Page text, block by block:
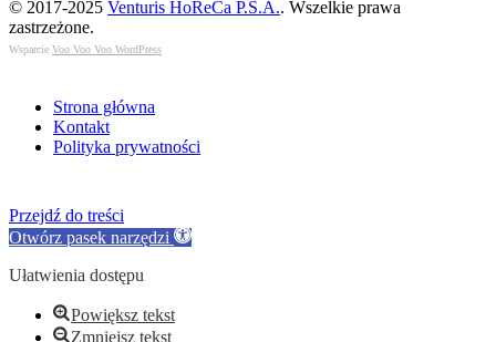
© 2017-2025 Venturis HoReCa P.S.A.. Wszelkie prawa
zastrzeżone.
Wsparcie Voo Voo Voo WordPress
Strona główna
Kontakt
Polityka prywatności
Przejdź do treści
Otwórz pasek narzędzi
Ułatwienia dostępu
Powiększ tekst
Zmniejsz tekst